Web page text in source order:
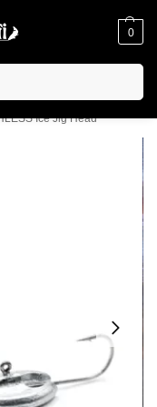
0
Ice Jig Head